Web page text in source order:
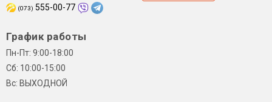
(073) 555-00-77
График работы
Пн-Пт: 9:00-18:00
Сб: 10:00-15:00
Вс: ВЫХОДНОЙ